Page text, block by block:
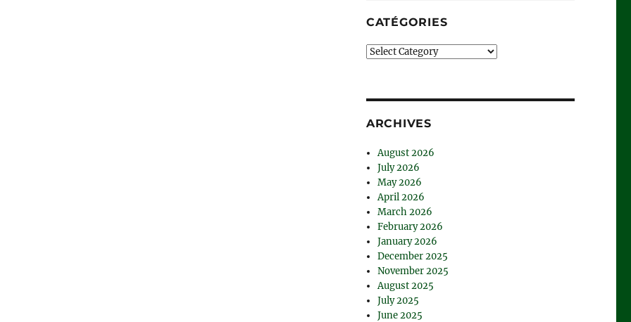
CATÉGORIES
Catégories
ARCHIVES
August 2026
July 2026
May 2026
April 2026
March 2026
February 2026
January 2026
December 2025
November 2025
August 2025
July 2025
June 2025